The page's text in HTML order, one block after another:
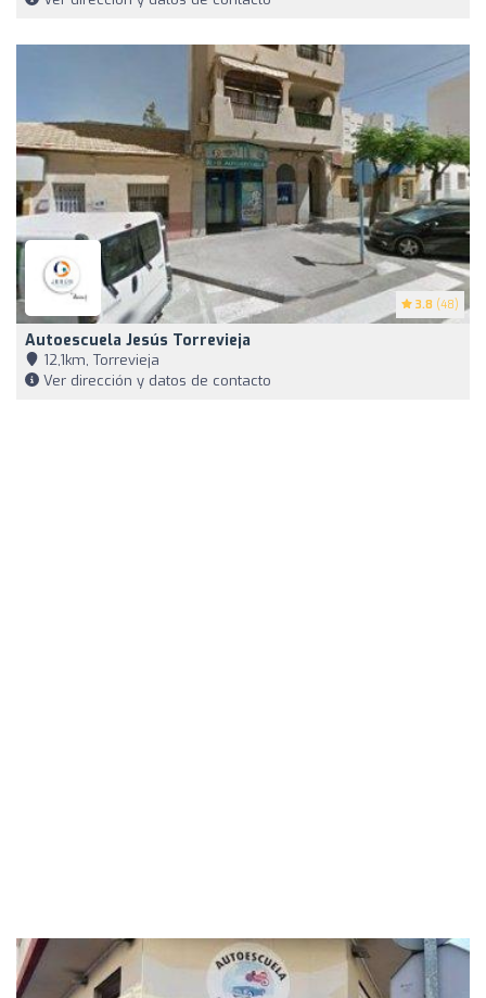
3.8 (48)
Autoescuela Jesús Torrevieja
12,1km, Torrevieja
Ver dirección y datos de contacto